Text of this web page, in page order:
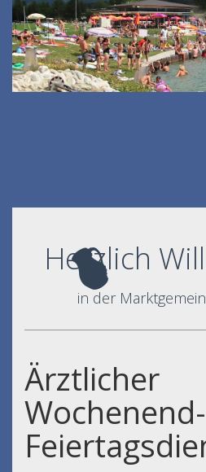
Herzlich
in der
Ärztlicher